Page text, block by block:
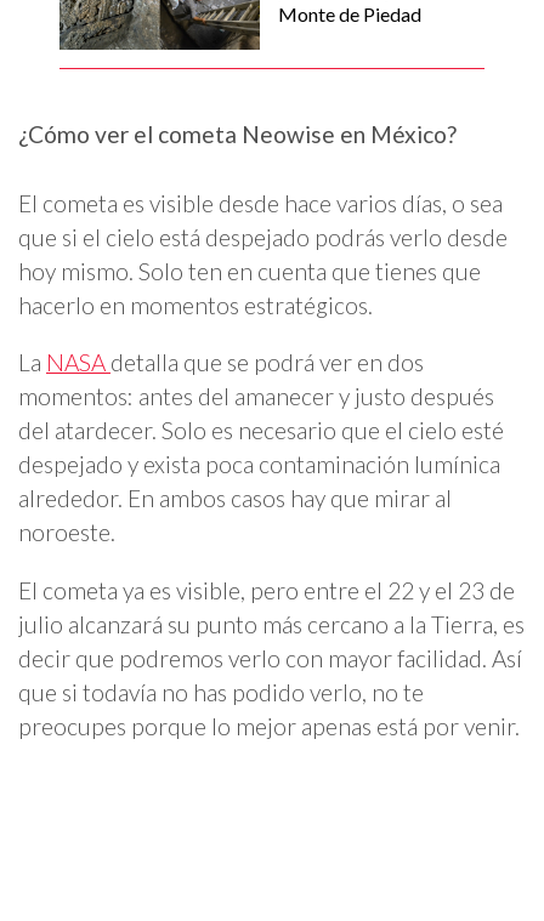
Monte de Piedad
¿Cómo ver el cometa Neowise en México?
El cometa es visible desde hace varios días, o sea
que si el cielo está despejado podrás verlo desde
hoy mismo. Solo ten en cuenta que tienes que
hacerlo en momentos estratégicos.
La NASA detalla que se podrá ver en dos
momentos: antes del amanecer y justo después
del atardecer. Solo es necesario que el cielo esté
despejado y exista poca contaminación lumínica
alrededor. En ambos casos hay que mirar al
noroeste.
El cometa ya es visible, pero entre el 22 y el 23 de
julio alcanzará su punto más cercano a la Tierra, es
decir que podremos verlo con mayor facilidad. Así
que si todavía no has podido verlo, no te
preocupes porque lo mejor apenas está por venir.